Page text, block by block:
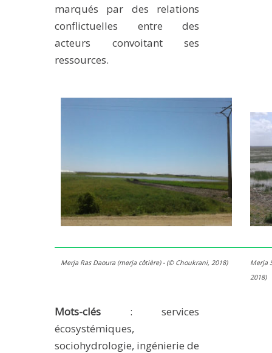
marqués par des relations
conflictuelles entre des
acteurs convoitant ses
ressources.
Merja Ras Daoura (merja côtière) - (© Choukrani, 2018)
Merja
2018)
Mots-clés : services
écosystémiques,
sociohydrologie, ingénierie de